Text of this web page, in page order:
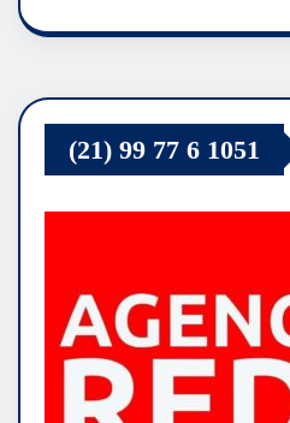
(21) 99 77 6 1051